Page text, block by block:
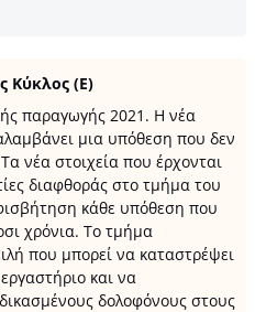
Κύκλος (Ε)
παραγωγής 2021. H νέα
μια υπόθεση που δεν
νέα στοιχεία που έρχονται
διαφθοράς στο τμήμα του
κάθε υπόθεση που
χρόνια. Το τμήμα
που μπορεί να καταστρέψει
και να
δολοφόνους στους